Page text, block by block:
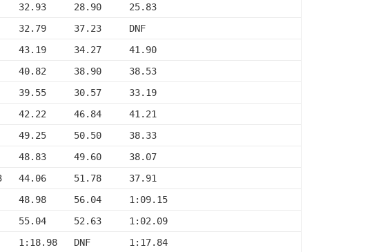
32.93     28.90     25.83
32.79     37.23     DNF
43.19     34.27     41.90
40.82     38.90     38.53
39.55     30.57     33.19
42.22     46.84     41.21
49.25     50.50     38.33
48.83     49.60     38.07
44.06     51.78     37.91
48.98     56.04     1:09.15
55.04     52.63     1:02.09
1:18.98   DNF       1:17.84